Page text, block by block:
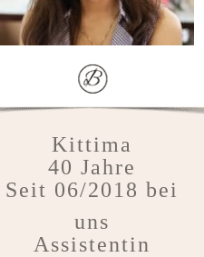
Kittima
40 Jahre
Seit 06/2018 bei
uns
Assistentin